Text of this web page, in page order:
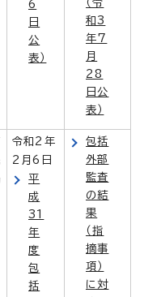
6
日
公
表）
和3
年7
月
28
日公
表）
令和2年
2月6日
平
成
31
年
度
包
括
包括
外部
監査
の結
果
（指
摘事
項）
に対